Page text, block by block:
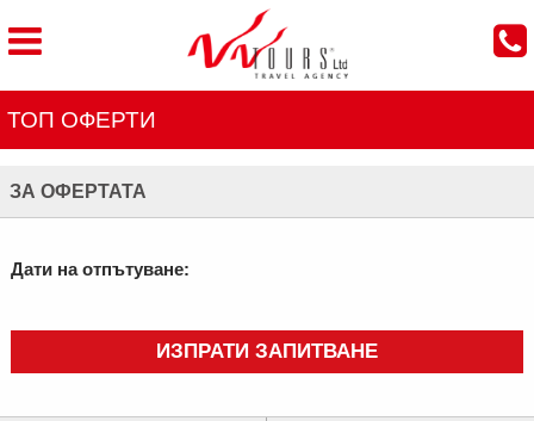
ТОП ОФЕРТИ
ЗА ОФЕРТАТА
Дати на отпътуване:
ИЗПРАТИ ЗАПИТВАНЕ